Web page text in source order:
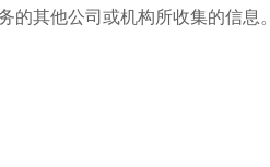
其他公司或机构所收集的信息。